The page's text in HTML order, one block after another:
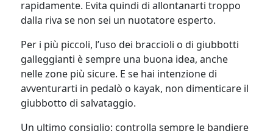
rapidamente. Evita quindi di allontanarti troppo
dalla riva se non sei un nuotatore esperto.
Per i più piccoli, l’uso dei braccioli o di giubbotti
galleggianti è sempre una buona idea, anche
nelle zone più sicure. E se hai intenzione di
avventurarti in pedalò o kayak, non dimenticare il
giubbotto di salvataggio.
Un ultimo consiglio: controlla sempre le bandiere